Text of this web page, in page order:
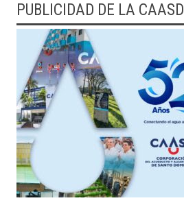
PUBLICIDAD DE LA CAASD